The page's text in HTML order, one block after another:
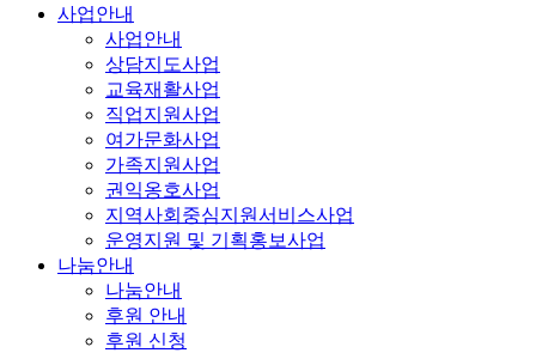
사업안내
사업안내
상담지도사업
교육재활사업
직업지원사업
여가문화사업
가족지원사업
권익옹호사업
지역사회중심지원서비스사업
운영지원 및 기획홍보사업
나눔안내
나눔안내
후원 안내
후원 신청